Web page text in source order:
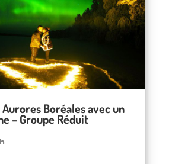
Aurores Boréales avec un
– Groupe Réduit